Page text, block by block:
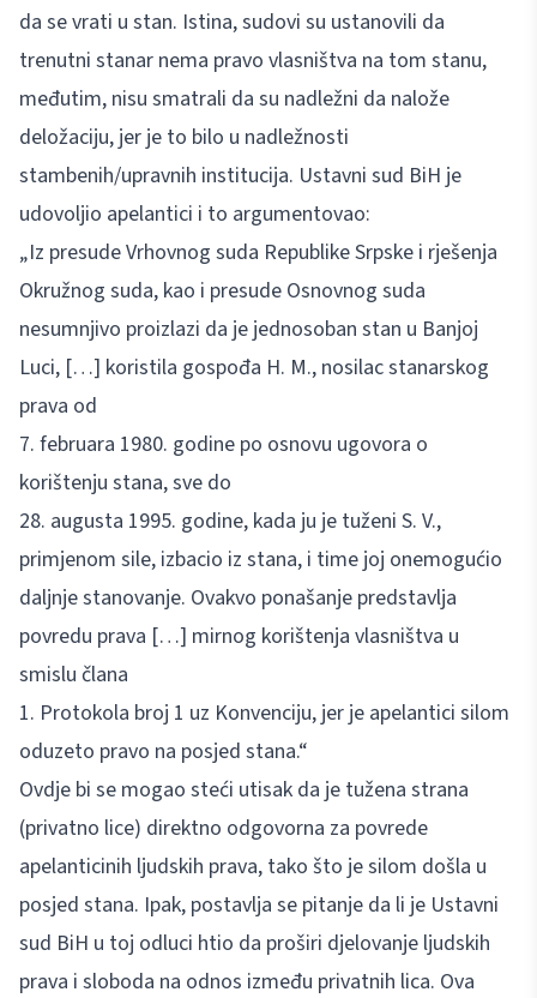
da se vrati u stan. Istina, sudovi su ustanovili da
trenutni stanar nema pravo vlasništva na tom stanu,
međutim, nisu smatrali da su nadležni da nalože
deložaciju, jer je to bilo u nadležnosti
stambenih/upravnih institucija. Ustavni sud BiH je
udovoljio apelantici i to argumentovao:
„Iz presude Vrhovnog suda Republike Srpske i rješenja
Okružnog suda, kao i presude Osnovnog suda
nesumnjivo proizlazi da je jednosoban stan u Banjoj
Luci, […] koristila gospođa H. M., nosilac stanarskog
prava od
7. februara 1980. godine po osnovu ugovora o
korištenju stana, sve do
28. augusta 1995. godine, kada ju je tuženi S. V.,
primjenom sile, izbacio iz stana, i time joj onemogućio
daljnje stanovanje. Ovakvo ponašanje predstavlja
povredu prava […] mirnog korištenja vlasništva u
smislu člana
1. Protokola broj 1 uz Konvenciju, jer je apelantici silom
oduzeto pravo na posjed stana.“
Ovdje bi se mogao steći utisak da je tužena strana
(privatno lice) direktno odgovorna za povrede
apelanticinih ljudskih prava, tako što je silom došla u
posjed stana. Ipak, postavlja se pitanje da li je Ustavni
sud BiH u toj odluci htio da proširi djelovanje ljudskih
prava i sloboda na odnos između privatnih lica. Ova